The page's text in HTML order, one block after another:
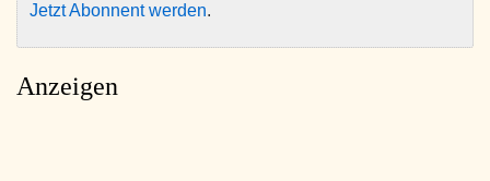
Jetzt Abonnent werden.
Anzeigen